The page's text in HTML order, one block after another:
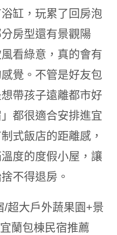
缸，玩累了回房泡
房型還有景觀陽
看綠意，真的會有
覺。不管是好友包
帶孩子遠離都市好
都很適合安排進宜
式飯店的距離感，
度的度假小屋，讓
不得退房。